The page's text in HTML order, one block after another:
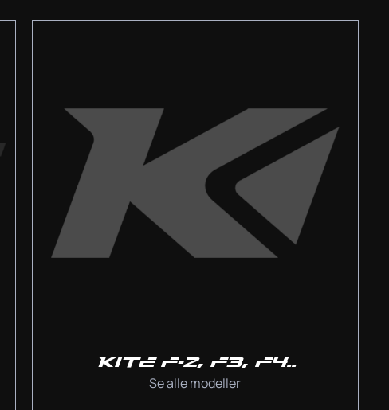
KITE F-2, F3, F4..
Se alle modeller